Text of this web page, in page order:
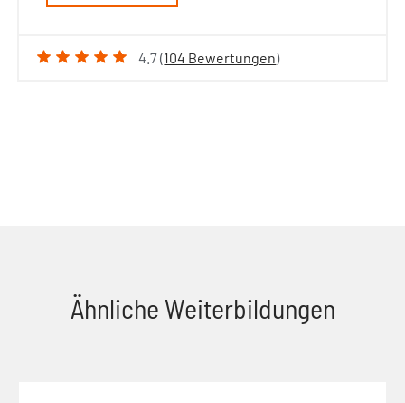
4.7 (104 Bewertungen)
Ähnliche Weiterbildungen